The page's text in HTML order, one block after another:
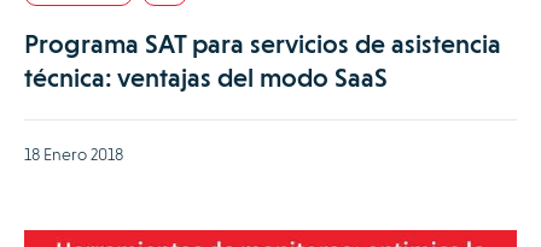
Programa SAT para servicios de asistencia
técnica: ventajas del modo SaaS
18 Enero 2018